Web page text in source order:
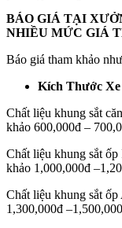
BÁO GIÁ TẠI
NHIỀU MỨC GIÁ
Báo giá tham khảo
Kích Thước Xe
Chất liệu khung sắt
khảo 600,000đ –
Chất liệu khung sắt
khảo 1,000,000đ
Chất liệu khung sắt
1,300,000đ